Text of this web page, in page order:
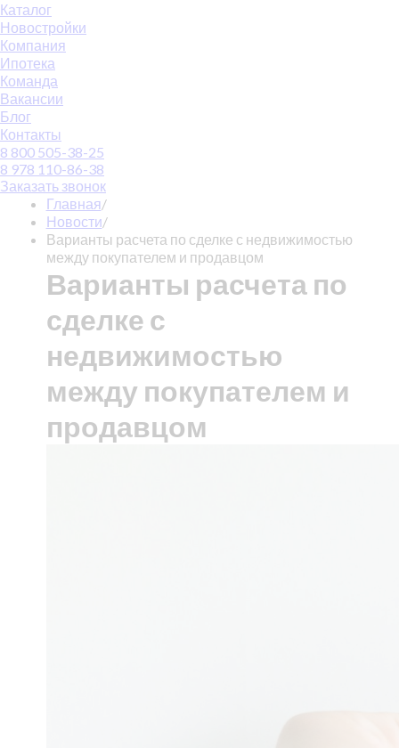
Каталог
Новостройки
Компания
Ипотека
Команда
Вакансии
Блог
Контакты
8 800 505-38-25
8 978 110-86-38
Заказать звонок
Главная/
Новости/
Варианты расчета по сделке с недвижимостью
между покупателем и продавцом
Варианты расчета по
сделке с
недвижимостью
между покупателем и
продавцом